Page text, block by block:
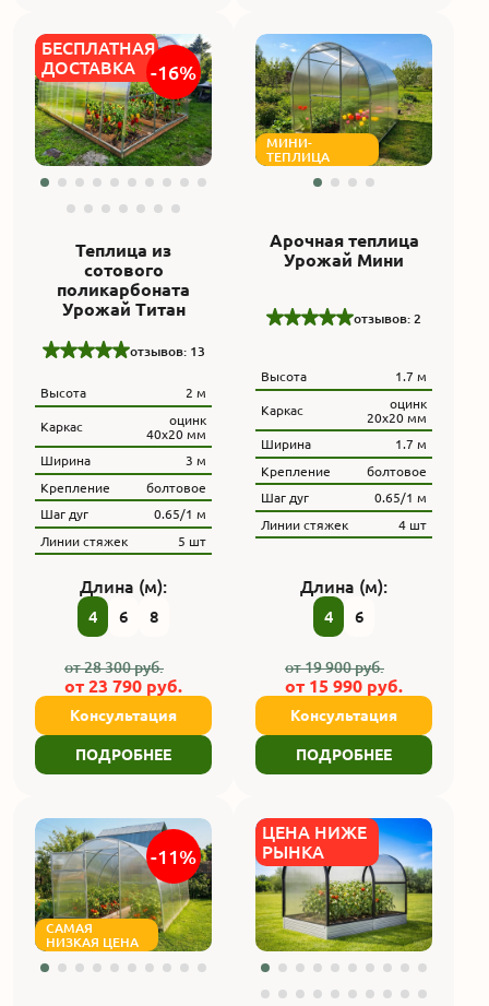
БЕСПЛАТНАЯ
ДОСТАВКА
-16%
Теплица из
сотового
поликарбоната
Урожай Титан
отзывов: 13
Высота 2 м
Каркас
оцинк
40х20 мм
Ширина
3 м
Крепление
болтовое
Шаг дуг
0.65/1 м
Линии стяжек
5 шт
Длина (м):
4 6 8
от28 300руб.
от 23 790 руб.
Консультация
ПОДРОБНЕЕ
МИНИ-
ТЕПЛИЦА
Арочная теплица
Урожай Мини
отзывов: 2
Высота 1.7 м
Каркас
оцинк
20х20 мм
Ширина
1.7 м
Крепление
болтовое
Шаг дуг
0.65/1 м
Линии стяжек
4 шт
Длина (м):
4 6
от19 900руб.
от 15 990 руб.
Консультация
ПОДРОБНЕЕ
САМАЯ
НИЗКАЯ ЦЕНА
-11%
ЦЕНА НИЖЕ
РЫНКА